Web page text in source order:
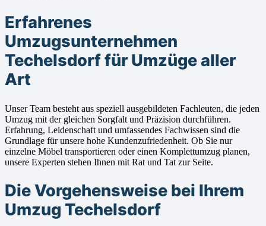
Erfahrenes
Umzugsunternehmen
Techelsdorf für Umzüge aller
Art
Unser Team besteht aus speziell ausgebildeten Fachleuten, die jeden
Umzug mit der gleichen Sorgfalt und Präzision durchführen.
Erfahrung, Leidenschaft und umfassendes Fachwissen sind die
Grundlage für unsere hohe Kundenzufriedenheit. Ob Sie nur
einzelne Möbel transportieren oder einen Komplettumzug planen,
unsere Experten stehen Ihnen mit Rat und Tat zur Seite.
Die Vorgehensweise bei Ihrem
Umzug Techelsdorf